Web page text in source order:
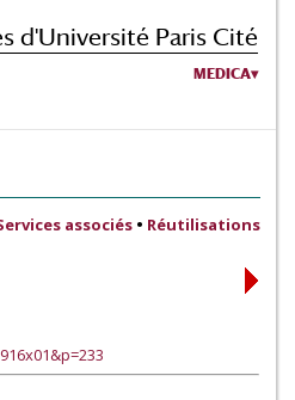
d'Université Paris Cité
MEDICA
associés • Réutilisations